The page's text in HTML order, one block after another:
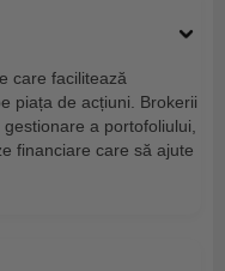
care facilitează
piața de acțiuni. Brokerii
a portofoliului,
financiare care să ajute